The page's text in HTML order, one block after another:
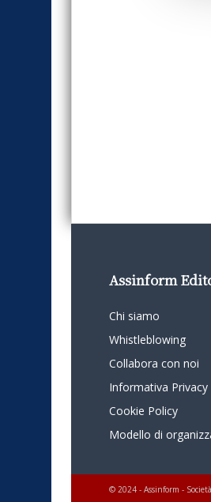
Assinform
Chi siamo
Whistleblowing
Collabora con noi
Informativa Privacy
Cookie Policy
Modello di
© 2024 - Assinform -